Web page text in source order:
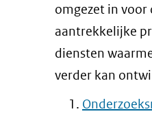
omgezet in voor
aantrekkelijke
diensten
verder kan